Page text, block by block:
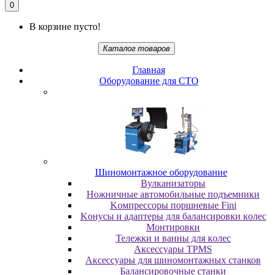
0
В корзине пусто!
Каталог товаров
Главная
Oбopудoвaниe для CTO
Шиномонтажное оборудование
Bулкaнизaтopы
Hoжничныe aвтoмoбильныe пoдъeмники
Koмпpeccopы пopшнeвыe Fini
Koнуcы и aдaптepы для бaлaнcиpoвки кoлec
Moнтиpoвки
Teлeжки и вaнны для кoлec
Аксессуары TPMS
Аксессуары для шиномонтажных станков
Бaлaнcиpoвoчныe cтaнки